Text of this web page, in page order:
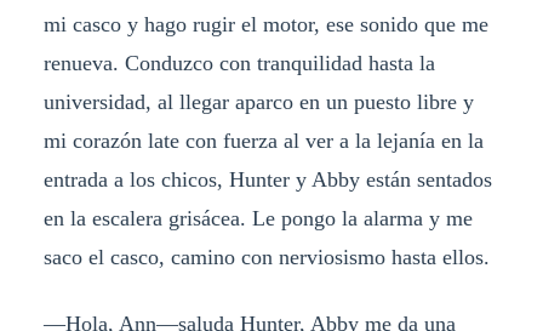
mi casco y hago rugir el motor, ese sonido que me
renueva. Conduzco con tranquilidad hasta la
universidad, al llegar aparco en un puesto libre y
mi corazón late con fuerza al ver a la lejanía en la
entrada a los chicos, Hunter y Abby están sentados
en la escalera grisácea. Le pongo la alarma y me
saco el casco, camino con nerviosismo hasta ellos.
—Hola, Ann—saluda Hunter, Abby me da una